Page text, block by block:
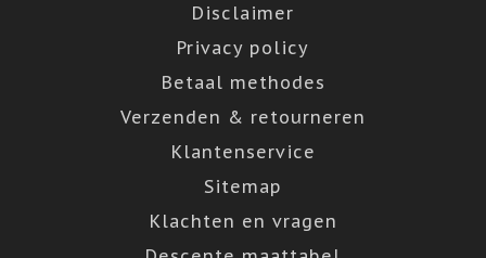
Disclaimer
Privacy policy
Betaal methodes
Verzenden & retourneren
Klantenservice
Sitemap
Klachten en vragen